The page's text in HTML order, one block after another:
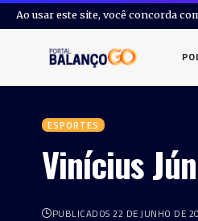
Ao usar este site, você concorda
ESPORTES
Vinícius
PUBLICADOS 22 DE JUNHO DE